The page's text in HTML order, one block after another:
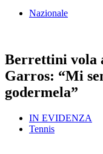
Nazionale
Berrettini vola
Garros: “Mi
godermela”
IN EVIDENZA
Tennis